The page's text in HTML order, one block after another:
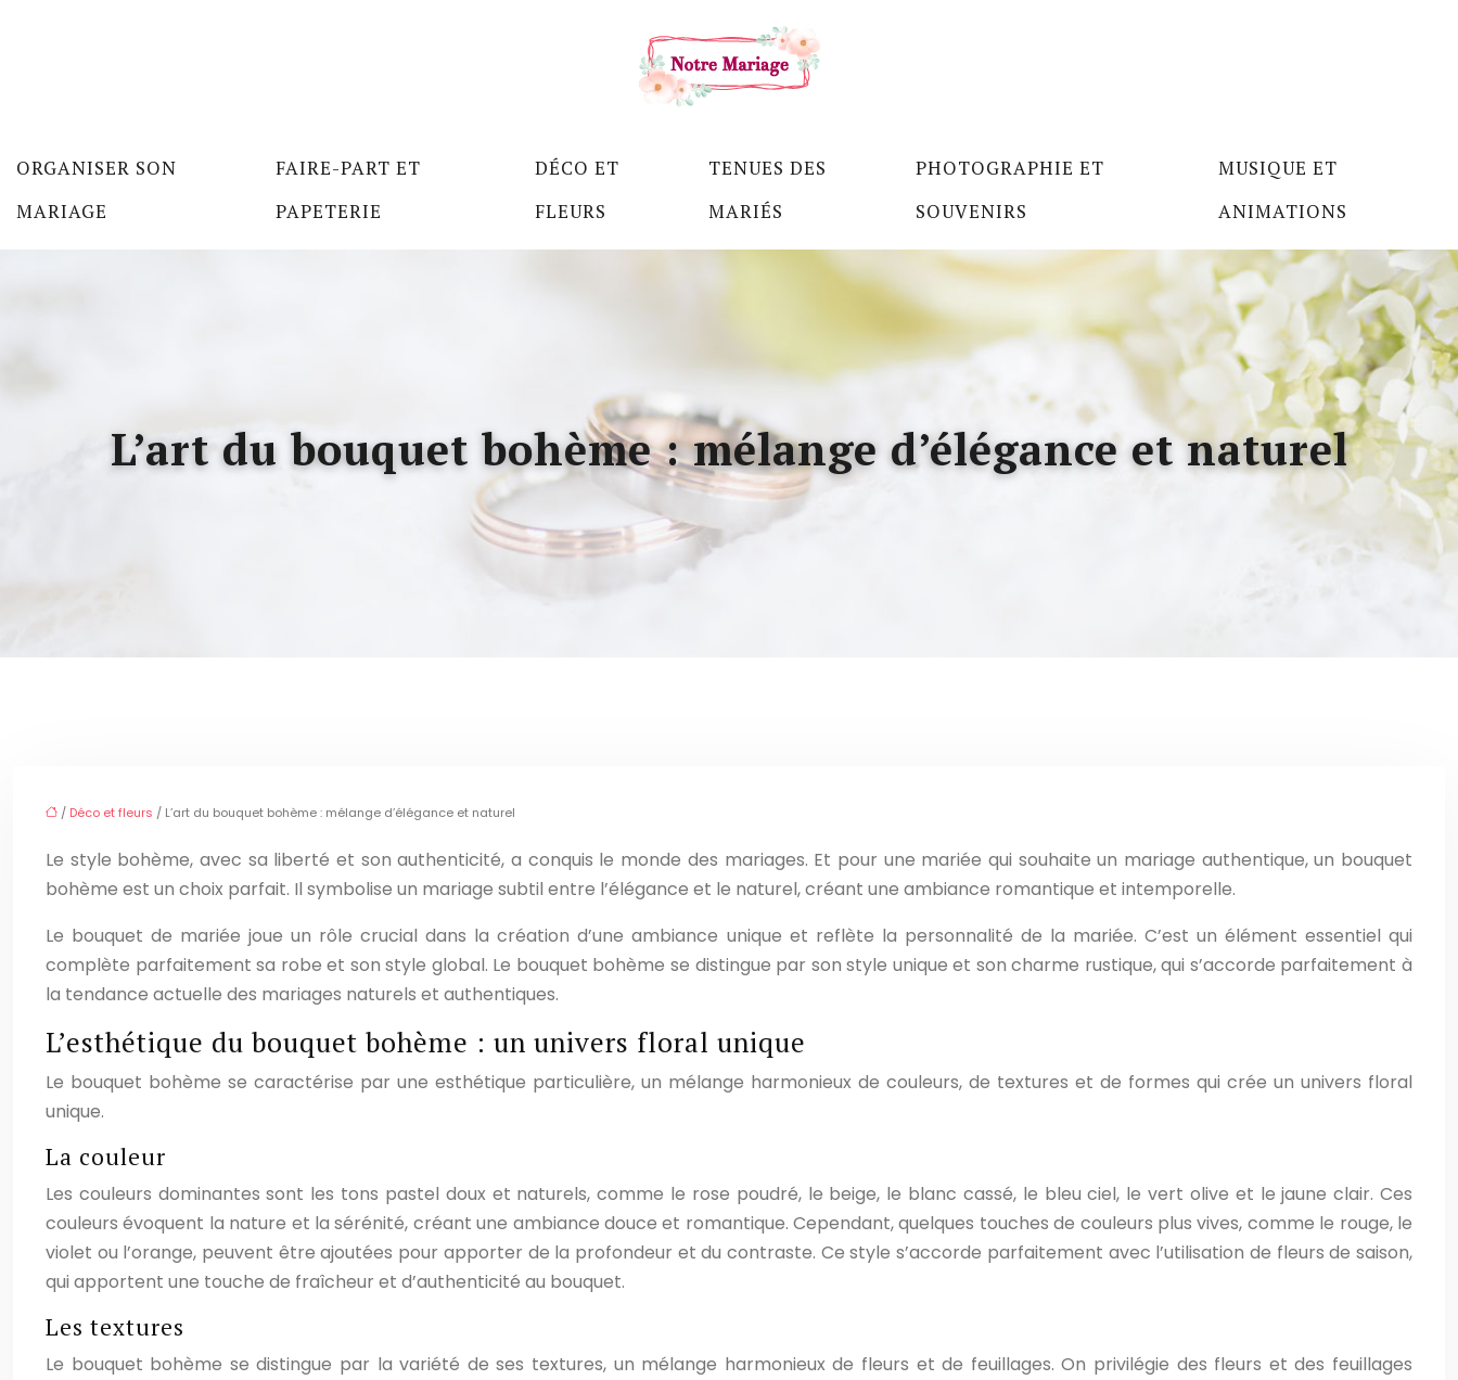
ORGANISER SON
MARIAGE
FAIRE-PART ET
PAPETERIE
DÉCO ET
FLEURS
TENUES DES
MARIÉS
PHOTOGRAPHIE ET
SOUVENIRS
MUSIQUE ET
ANIMATIONS
L’art du bouquet bohème : mélange d’élégance et naturel
/ Déco et fleurs / L’art du bouquet bohème : mélange d’élégance et naturel
Le style bohème, avec sa liberté et son authenticité, a conquis le monde des mariages. Et pour une mariée qui souhaite un mariage authentique, un bouquet
bohème est un choix parfait. Il symbolise un mariage subtil entre l’élégance et le naturel, créant une ambiance romantique et intemporelle.
Le bouquet de mariée joue un rôle crucial dans la création d’une ambiance unique et reflète la personnalité de la mariée. C’est un élément essentiel qui
complète parfaitement sa robe et son style global. Le bouquet bohème se distingue par son style unique et son charme rustique, qui s’accorde parfaitement à
la tendance actuelle des mariages naturels et authentiques.
L’esthétique du bouquet bohème : un univers floral unique
Le bouquet bohème se caractérise par une esthétique particulière, un mélange harmonieux de couleurs, de textures et de formes qui crée un univers floral
unique.
La couleur
Les couleurs dominantes sont les tons pastel doux et naturels, comme le rose poudré, le beige, le blanc cassé, le bleu ciel, le vert olive et le jaune clair. Ces
couleurs évoquent la nature et la sérénité, créant une ambiance douce et romantique. Cependant, quelques touches de couleurs plus vives, comme le rouge, le
violet ou l’orange, peuvent être ajoutées pour apporter de la profondeur et du contraste. Ce style s’accorde parfaitement avec l’utilisation de fleurs de saison,
qui apportent une touche de fraîcheur et d’authenticité au bouquet.
Les textures
Le bouquet bohème se distingue par la variété de ses textures, un mélange harmonieux de fleurs et de feuillages. On privilégie des fleurs et des feuillages